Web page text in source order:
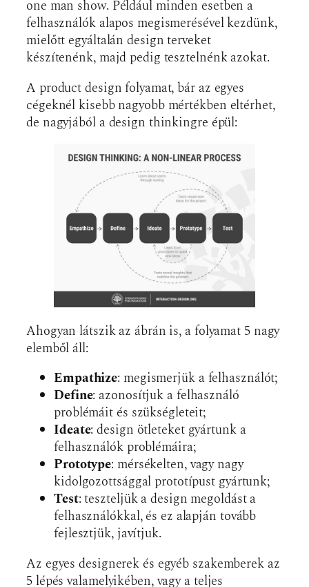
one man show. Például minden esetben a
felhasználók alapos megismerésével kezdünk,
mielőtt egyáltalán design terveket
készítenénk, majd pedig tesztelnénk azokat.
A product design folyamat, bár az egyes
cégeknél kisebb nagyobb mértékben eltérhet,
de nagyjából a design thinkingre épül:
Ahogyan látszik az ábrán is, a folyamat 5 nagy
elemből áll:
Empathize: megismerjük a felhasználót;
Define: azonosítjuk a felhasználó
problémáit és szükségleteit;
Ideate: design ötleteket gyártunk a
felhasználók problémáira;
Prototype: mérsékelten, vagy nagy
kidolgozottsággal prototípust gyártunk;
Test: teszteljük a design megoldást a
felhasználókkal, és ez alapján tovább
fejlesztjük, javítjuk.
Az egyes designerek és egyéb szakemberek az
5 lépés valamelyikében, vagy a teljes